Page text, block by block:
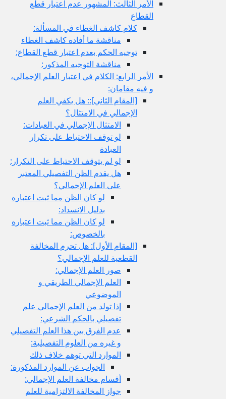
الأمر الثالث: المشهور عدم اعتبار قطع
كلام كاشف الغطاء في المسألة:
مناقشة ما أفاده كاشف الغطاء
توجيه الحكم بعدم اعتبار قطع القطاع:
مناقشة التوجيه المذكور:
الأمر الرابع: الكلام في اعتبار العلم الإجمالي،
[المقام الثاني‏]:: هل يكفي العلم
الإجمالي في الامتثال؟
الامتثال الإجمالي في العبادات:
لو توقف الاحتياط على تكرار
لو لم يتوقف الاحتياط على التكرار:
هل يقدم الظن التفصيلي المعتبر
على العلم الإجمالي؟
لو كان الظن مما ثبت اعتباره
لو كان الظن مما ثبت اعتباره
[المقام الأول‏]: هل تحرم المخالفة
القطعية للعلم الإجمالي؟
صور العلم الإجمالي:
العلم الإجمالي الطريقي و
إذا تولد من العلم الإجمالي علم
تفصيلي بالحكم الشرعي:
عدم الفرق بين هذا العلم التفصيلي
و غيره من العلوم التفصيلية:
الموارد التي توهم خلاف ذلك
الجواب عن الموارد المذكورة:
أقسام مخالفة العلم الإجمالي:
جواز المخالفة الالتزامية للعلم